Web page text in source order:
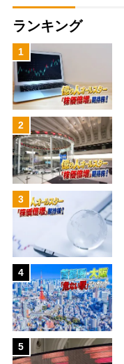
ランキング
1
2
3
4
5